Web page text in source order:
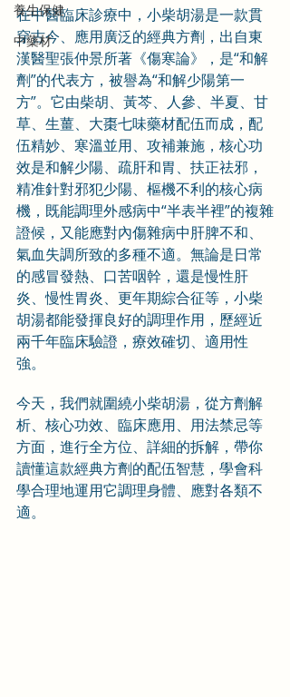
養生保健
中藥材
在中醫臨床診療中，小柴胡湯是一款貫
穿古今、應用廣泛的經典方劑，出自東
漢醫聖張仲景所著《傷寒論》，是“和解
劑”的代表方，被譽為“和解少陽第一
方”。它由柴胡、黃芩、人參、半夏、甘
草、生薑、大棗七味藥材配伍而成，配
伍精妙、寒溫並用、攻補兼施，核心功
效是和解少陽、疏肝和胃、扶正祛邪，
精准針對邪犯少陽、樞機不利的核心病
機，既能調理外感病中“半表半裡”的複雜
證候，又能應對內傷雜病中肝脾不和、
氣血失調所致的多種不適。無論是日常
的感冒發熱、口苦咽幹，還是慢性肝
炎、慢性胃炎、更年期綜合征等，小柴
胡湯都能發揮良好的調理作用，歷經近
兩千年臨床驗證，療效確切、適用性
強。
今天，我們就圍繞小柴胡湯，從方劑解
析、核心功效、臨床應用、用法禁忌等
方面，進行全方位、詳細的拆解，帶你
讀懂這款經典方劑的配伍智慧，學會科
學合理地運用它調理身體、應對各類不
適。